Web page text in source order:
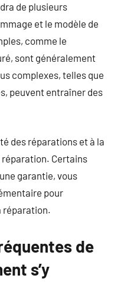
de plusieurs
et le modèle de
comme le
sont généralement
complexes, telles que
peuvent entraîner des
des réparations et à la
réparation. Certains
garantie, vous
pour
réparation.
de
s’y